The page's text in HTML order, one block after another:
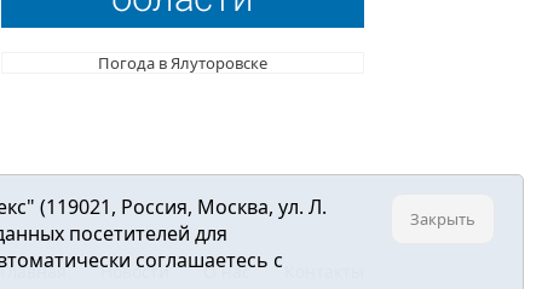
Погода в Ялуторовске
Главная Новости О нас
(119021, Россия, Москва, ул. Л.
посетителей для
соглашаетесь с
Закрыть